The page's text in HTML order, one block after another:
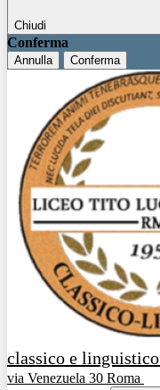
Chiudi
Conferma
Annulla Conferma
classico e linguistico
via Venezuela 30 Roma